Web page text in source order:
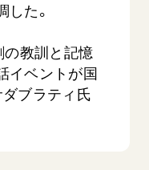
動画た。
の教訓と記憶
イベントが国
ダブラティ氏